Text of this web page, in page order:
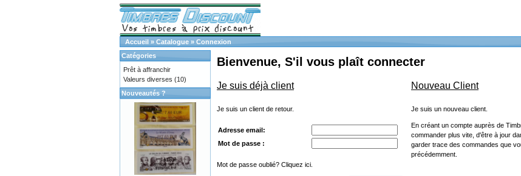
Accueil » Catalogue » Connexion
Bienvenue, S'il vous plaît connecter
Je suis déjà client
Je suis un client de retour.
Adresse email:
Mot de passe :
Mot de passe oublié? Cliquez ici.
Nouveau Client
Je suis un nouveau client.
En créant un compte auprès de
commander plus vite, d'être à jour
garder trace des commandes que
précédemment.
Catégories
Prêt à affranchir
Valeurs diverses (10)
Nouveautés ?